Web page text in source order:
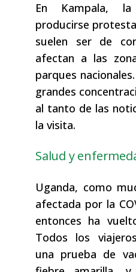
En Kampala,
producirse
suelen ser de
afectan a las
parques
grandes
al tanto de las
la visita.
Salud y
Uganda, como
afectada por la
entonces ha
Todos los
una prueba de